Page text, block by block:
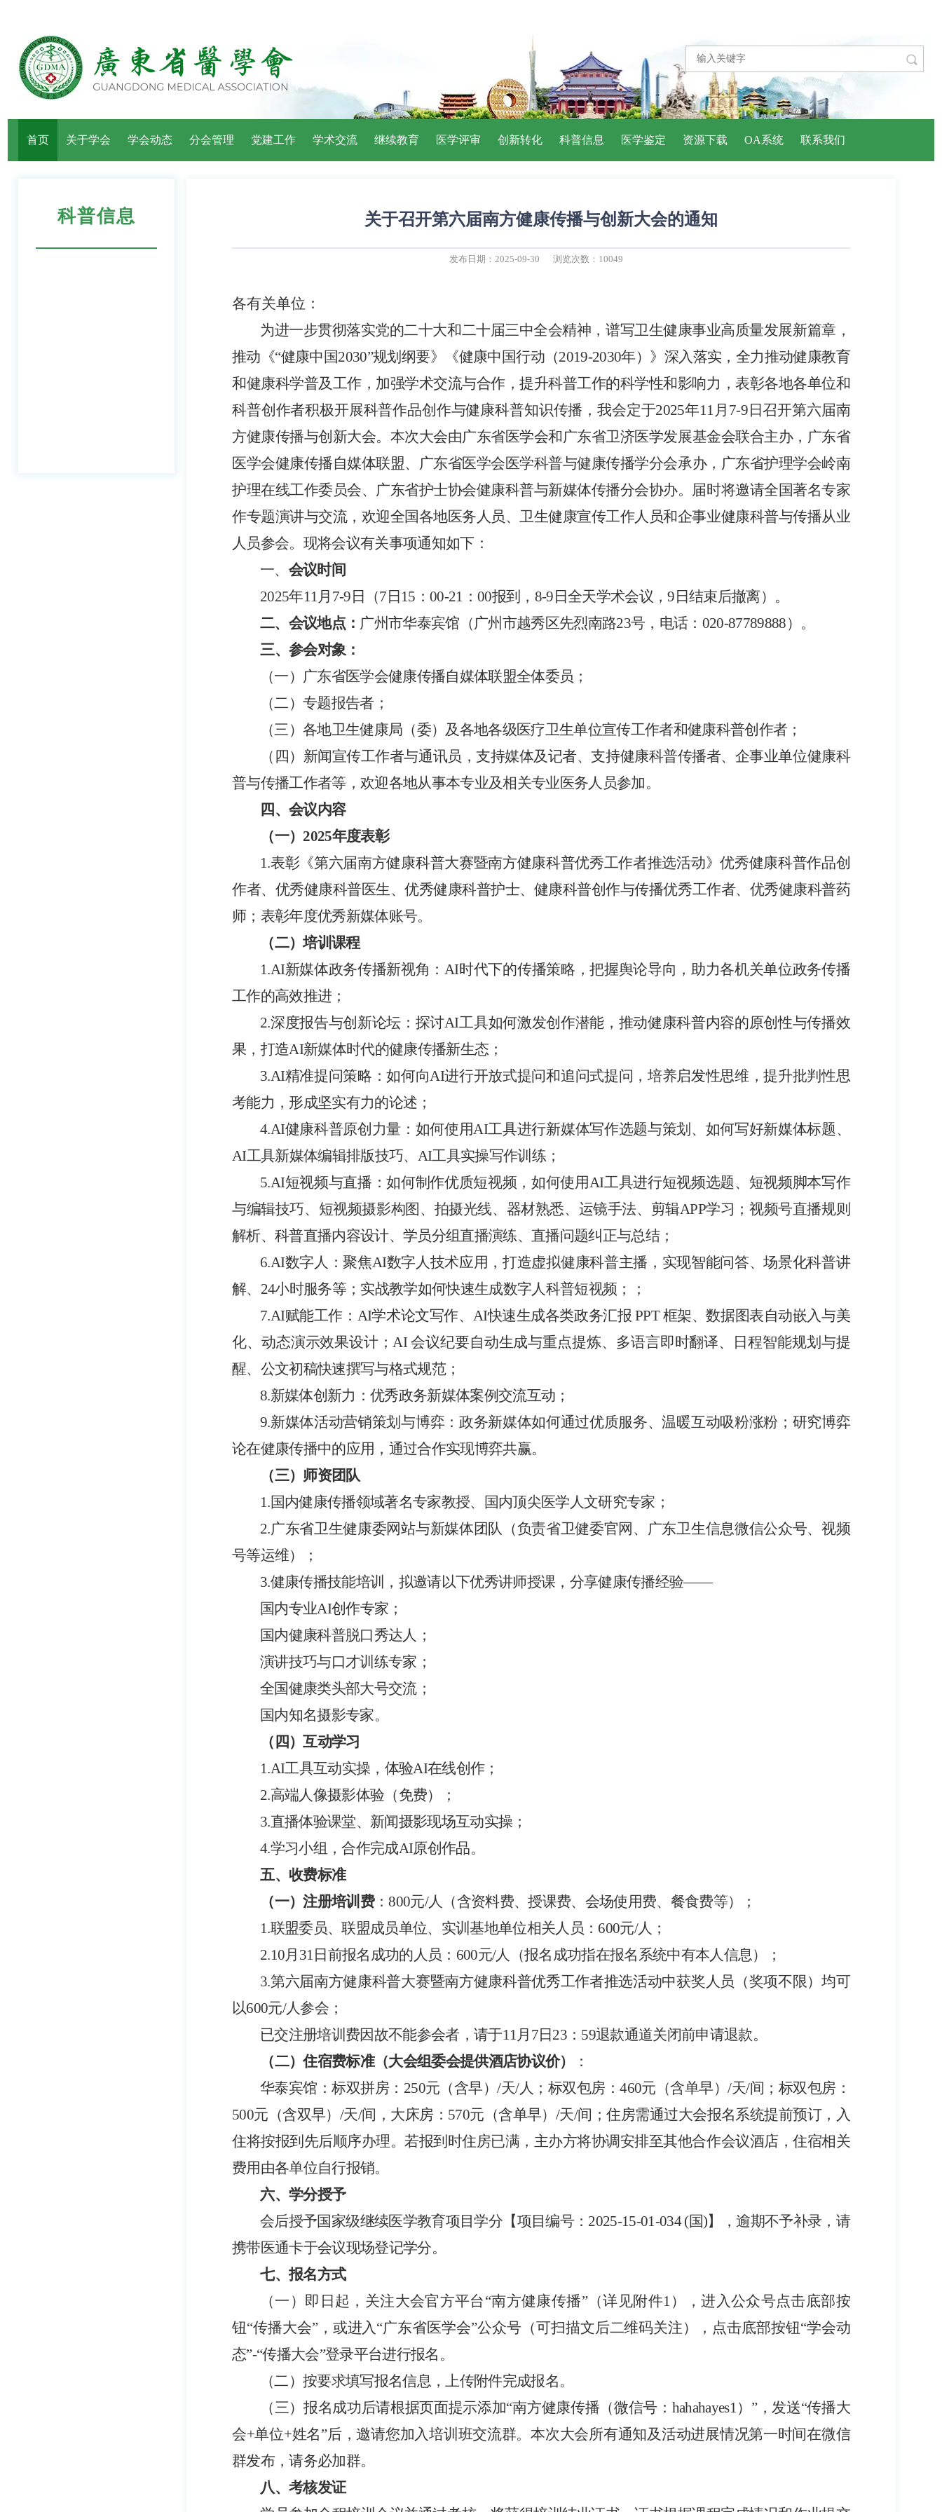

首页 关于学会 学会动态 分会管理 党建工作 学术交流 继续教育 医学评审 创新转化 科普信息 医学鉴定 资源下载 OA系统 联系我们
科普信息 关于召开第六届南方健康传播与创新大会的通知
发布日期：2025-09-30 浏览次数：10049
各有关单位：
为进一步贯彻落实党的二十大和二十届三中全会精神，谱写卫生健康事业高质量发展新篇章 ，
推动《“健康中国2030”规划纲要》《健康中国行动（2019-2030年）》深入落实 ， 全力推动健康教育
和健康科学普及工作， 加强学术交流与合作，提升科普工作的科学性和影响力，表彰各地各单位和
科普创作者积极开展科普作品创作与健康科普知识传播 ，我会定于2025年11月7-9日召开第六届南
方健康传播与创新大会。本次大会由广东省医学会和广东省卫济医学发展基金会联合主办，广东省
医学会健康传播自媒体联盟、广东省医学会医学科普与健康传播学分会承办，广东省护理学会岭南
护理在线工作委员会、广东省护士协会健康科普与新媒体传播分会协办。 届时将邀请全国著名专家
作专题演讲与交流，欢迎全国各地医务人员、卫生健康宣传工作人员和企事业健康科普与传播从业
人员参会。 现将会议有关事项通知如下：
一、 会议时间
2025年11月7-9日
（7 日 15：00-21 ：00报到， 8-9 日全天学术会议 ，9日结束后撤离） 。
二、会议地点 ： 广州市华泰宾馆（广州市越秀区先烈南路23号，电话：020-87789888） 。
三、参会对象：
（一） 广东省医学会健康传播自媒体联盟全体委员；
（二）专题报告者；
（三）各地卫生健康局（委）及各地各级医疗卫生单位宣传工作者和健康科普创作者；
（ 四） 新闻宣传工作者与通讯员，支持媒体及记者、支持健康科普传播者、 企事业单位健康科
普与传播工作者等，欢迎各地从事本专业及相关专业医务人员参加。
四 、会议内容
（一）2025年度表彰
1.表彰《第六届南方健康科普大赛暨南方健康科普优秀工作者推选活动》优秀健康科普作品创
作者、优秀健康科普医生、优秀健康科普护士、健康科普创作与传播优秀工作者、优秀健康科普药
师；表彰年度优秀新媒体账号。
（二）培训课程
1.AI新媒体政务传播新视角 ：AI时代下的传播策略，把握舆论导向，助力各机关单位政务传播
工作的高效推进 ；
2.深度报告与创新论坛 ：探讨AI工具如何激发创作潜能，推动健康科普内容的原创性与传播效
果，打造AI新媒体时代的健康传播新生态 ；
3.AI精准提问策略：如何向AI进行开放式提问和追问式提问，培养启发性思维，提升批判性思
考能力，形成坚实有力的论述；
4.AI健康科普原创力量：如何使用AI工具进行新媒体写作选题与策划、如何写好新媒体标题、
AI工具新媒体编辑排版技巧、 AI工具实操写作训练；
5.AI短视频与直播：如何制作优质短视频，如何使用AI工具进行短视频选题、短视频脚本写作
与编辑技巧、短视频摄影构图、拍摄光线、器材熟悉、运镜手法、剪辑APP学习；视频号直播规则
解析、科普直播内容设计、学员分组直播演练、直播问题纠正与总结；
6.AI数字人：聚焦AI数字人技术应用，打造虚拟健康科普主播，实现智能问答、场景化科普讲
解、24小时服务等；实战教学如何快速生成数字人科普短视频；；
7.AI赋能工作：AI学术论文写作、AI快速生成各类政务汇报 PPT 框架、数据图表自动嵌入与美
化、动态演示效果设计；AI 会议纪要自动生成与重点提炼、多语言即时翻译、日程智能规划与提
醒、公文初稿快速撰写与格式规范；
8.新媒体创新力：优秀政务新媒体案例交流互动；
9.新媒体活动营销策划与博弈：政务新媒体如何通过优质服务、温暖互动吸粉涨粉；研究博弈
论在健康传播中的应用，通过合作实现博弈共赢。
（三）师资团队
1.国内健康传播领域著名专家教授、国内顶尖医学人文研究专家；
2.广东省卫生健康委网站与新媒体团队（负责省卫健委官网、广东卫生信息微信公众号、视频
号等运维）；
3.健康传播技能培训，拟邀请以下优秀讲师授课，分享健康传播经验——
国内专业AI创作专家；
国内健康科普脱口秀达人；
演讲技巧与口才训练专家；
全国健康类头部大号交流；
国内知名摄影专家。
（ 四 ）互动学习
1.AI工具互动实操，体验AI在线创作；
2.高端人像摄影体验（免费）；
3.直播体验课堂、新闻摄影现场互动实操；
4.学习小组，合作完成AI原创作品。
五、收费标准
（一）注册培训费：800元/人（含资料费、授课费、会场使用费、餐食费等）
；
1.联盟委员、联盟成员单位、实训基地单位相关人员：600元/人；
2.10月31日前报名成功的人员：600元/人（报名成功指在报名系统中有本人信息）；
3.第六届南方健康科普大赛暨南方健康科普优秀工作者推选活动中获奖人员（奖项不限）均可
以600元/人参会；
已交注册培训费因故不能参会者，请于11月7日 23：59退款通道关闭前申请退款。
（二）住宿费标准（大会组委会提供酒店协议价）
：
华泰宾馆：标双拼房： 250元（含早）/天/人； 标双包房：460元（含单早）/天/间； 标双包房：
500元（含双早） /天/间 ，大床房： 570元 （含单早） /天/间；住房需通过大会报名系统提前预订，入
住将按报到先后顺序办理。若报到 时住房已满，主办方将协调安排至其他合作会议酒店，住宿相关
费用由各单位自行报销。
六、学分授予
会后授予国家级继续医学教育项目学分 【项目编号： 2025-15-01-034 (国)】
，逾期不予补录，请
携带医通卡于会议现场登记学分。
七、报名方式
（一 ）即日起， 关注大会官方平台“南方健康传播”（详见附件1）
，进入公众号点击底部按
钮“传播大会”，或进入“广东省医学会”公众号（可扫描文后二维码关注），点击底部按钮“学会动
态”-“传播大会”登录平台进行报名。
（二）按要求填写报名信息，上传附件完成报名。
（三）报名成功后请根据页面提示添加“南方健康传播 （微信号： hahahayes1） ”，发送“传播大
会+单位+姓名”后，邀请您加入培训班交流群。本次大会所有通知及活动进展情况第一时间在微信
群发布，请务必加群。
八、考核发证